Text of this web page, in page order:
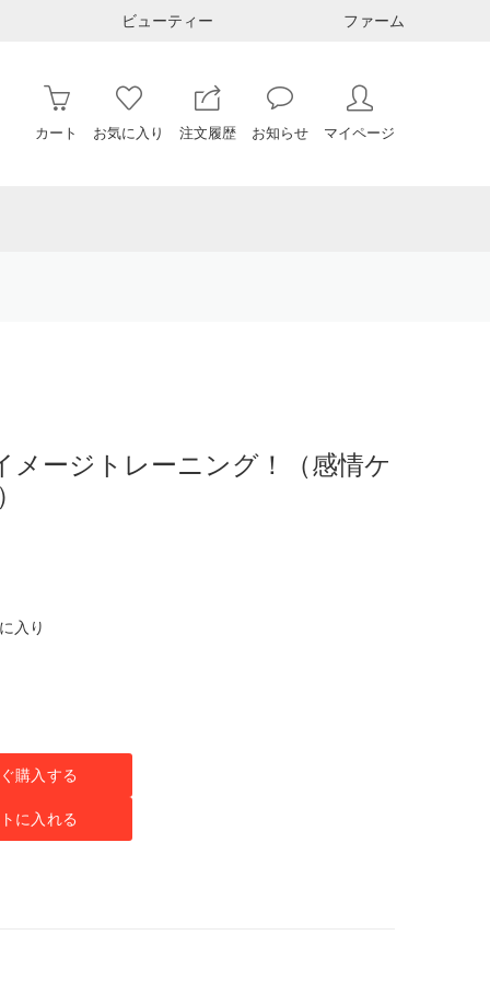
ビューティー ファーム
カート お気に入り 注文履歴 お知らせ マイページ
メージトレーニング！（感情ケ
入り
購入する
に入れる